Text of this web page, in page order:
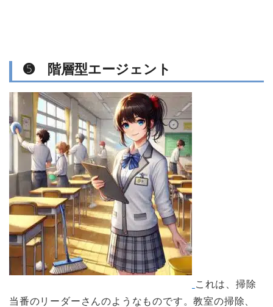
➎ 階層型エージェント
これは、掃除
当番のリーダーさんのようなものです。教室の掃除、